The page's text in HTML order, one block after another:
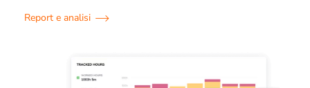
Report e analisi